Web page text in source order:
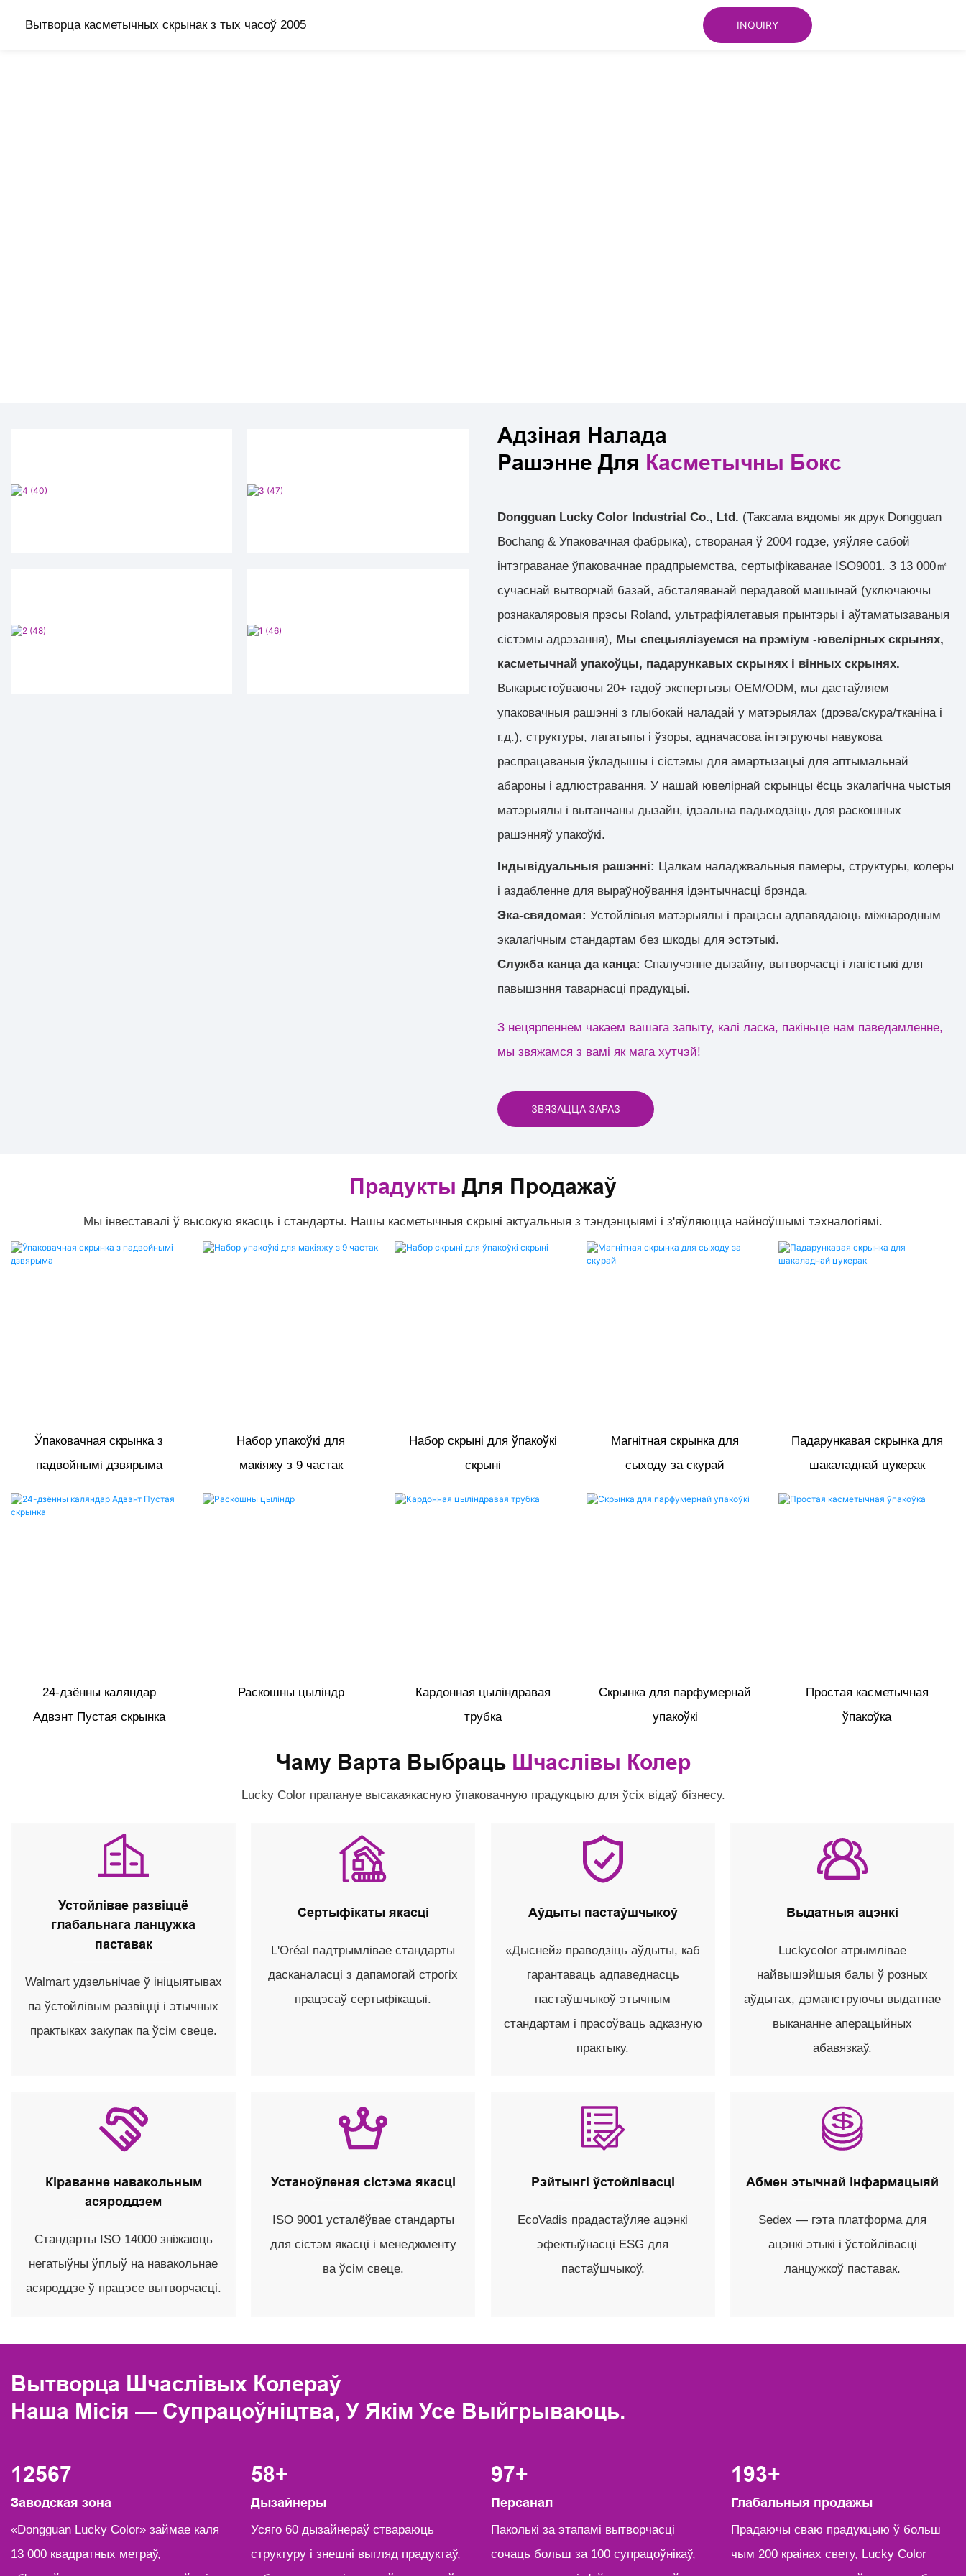
Вытворца касметычных скрынак з тых часоў 2005 INQUIRY
Адзіная Налада
Рашэнне Для Касметычны Бокс
Dongguan Lucky Color Industrial Co., Ltd. (Таксама вядомы як друк Dongguan
Bochang & Упаковачная фабрыка), створаная ў 2004 годзе, уяўляе сабой
інтэграванае ўпаковачнае прадпрыемства, сертыфікаванае ISO9001. З 13 000㎡
сучаснай вытворчай базай, абсталяванай перадавой машынай (уключаючы
рознакаляровыя прэсы Roland, ультрафіялетавыя прынтэры і аўтаматызаваныя
сістэмы адрэзання), Мы спецыялізуемся на прэміум -ювелірных скрынях,
касметычнай упакоўцы, падарункавых скрынях і вінных скрынях.
Выкарыстоўваючы 20+ гадоў экспертызы OEM/ODM, мы дастаўляем
упаковачныя рашэнні з глыбокай наладай у матэрыялах (дрэва/скура/тканіна і
г.д.), структуры, лагатыпы і ўзоры, адначасова інтэгруючы навукова
распрацаваныя ўкладышы і сістэмы для амартызацыі для аптымальнай
абароны і адлюстравання. У нашай ювелірнай скрынцы ёсць экалагічна чыстыя
матэрыялы і вытанчаны дызайн, ідэальна падыходзіць для раскошных
рашэнняў упакоўкі.
Індывідуальныя рашэнні: Цалкам наладжвальныя памеры, структуры, колеры
і аздабленне для выраўноўвання ідэнтычнасці брэнда.
Эка-свядомая:Устойлівыя матэрыялы і працэсы адпавядаюць міжнародным
экалагічным стандартам без шкоды для эстэтыкі.
Служба канца да канца: Спалучэнне дызайну, вытворчасці і лагістыкі для
павышэння таварнасці прадукцыі.
З нецярпеннем чакаем вашага запыту, калі ласка, пакіньце нам паведамленне,
мы звяжамся з вамі як мага хутчэй!
ЗВЯЗАЦЦА ЗАРАЗ
Прадукты Для Продажаў
Мы інвеставалі ў высокую якасць і стандарты. Нашы касметычныя скрыні актуальныя з тэндэнцыямі і з'яўляюцца найноўшымі тэхналогіямі.
Ўпаковачная скрынка з
падвойнымі дзвярыма
Набор упакоўкі для
макіяжу з 9 частак
Набор скрыні для ўпакоўкі
скрыні
Магнітная скрынка для
сыходу за скурай
Падарункавая скрынка для
шакаладнай цукерак
24-дзённы каляндар
Адвэнт Пустая скрынка
Раскошны цыліндр
Кардонная цыліндравая
трубка
Скрынка для парфумернай
упакоўкі
Простая касметычная
ўпакоўка
Чаму Варта Выбраць Шчаслівы Колер
Lucky Color прапануе высакаякасную ўпаковачную прадукцыю для ўсіх відаў бізнесу.
Устойлівае развіццё
глабальнага ланцужка
паставак
Walmart удзельнічае ў ініцыятывах
па ўстойлівым развіцці і этычных
практыках закупак па ўсім свеце.
Сертыфікаты якасці
L'Oréal падтрымлівае стандарты
дасканаласці з дапамогай строгіх
працэсаў сертыфікацыі.
Аўдыты пастаўшчыкоў
«Дысней» праводзіць аўдыты, каб
гарантаваць адпаведнасць
пастаўшчыкоў этычным
стандартам і прасоўваць адказную
практыку.
Выдатныя ацэнкі
Luckycolor атрымлівае
найвышэйшыя балы ў розных
аўдытах, дэманструючы выдатнае
выкананне аперацыйных
абавязкаў.
Кіраванне навакольным
асяроддзем
Стандарты ISO 14000 зніжаюць
негатыўны ўплыў на навакольнае
асяроддзе ў працэсе вытворчасці.
Устаноўленая сістэма якасці
ISO 9001 усталёўвае стандарты
для сістэм якасці і менеджменту
ва ўсім свеце.
Рэйтынгі ўстойлівасці
EcoVadis прадастаўляе ацэнкі
эфектыўнасці ESG для
пастаўшчыкоў.
Абмен этычнай інфармацыяй
Sedex — гэта платформа для
ацэнкі этыкі і ўстойлівасці
ланцужкоў паставак.
Вытворца Шчаслівых Колераў
Наша Місія — Супрацоўніцтва, У Якім Усе Выйгрываюць.
13000
Заводская зона
«Dongguan Lucky Color» займае каля
13 000 квадратных метраў,
60+
Дызайнеры
︎Усяго 60 дызайнераў ствараюць
структуру і знешні выгляд прадуктаў,
100+
Персанал
︎Паколькі за этапамі вытворчасці
сочаць больш за 100 супрацоўнікаў,
200+
Глабальныя продажы
Прадаючы сваю прадукцыю ў больш
чым 200 краінах свету, Lucky Color